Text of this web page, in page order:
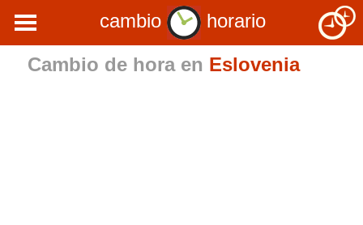
cambio
horario
Cambio de hora en Eslovenia